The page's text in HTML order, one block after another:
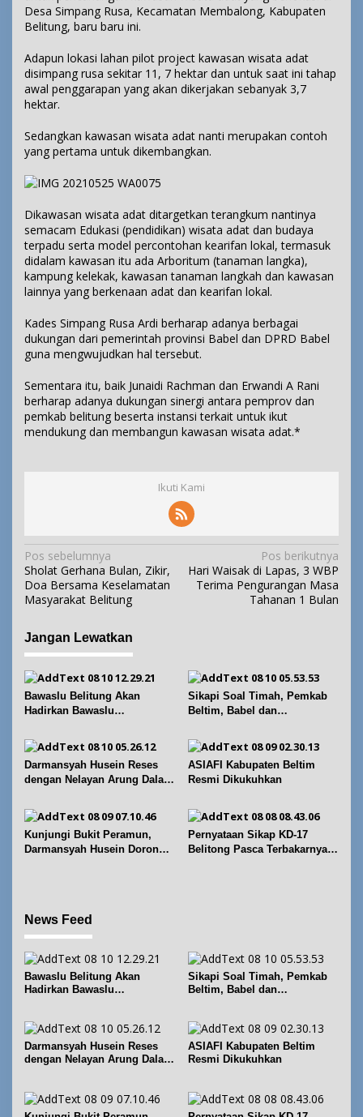
Desa Simpang Rusa, Kecamatan Membalong, Kabupaten
Belitung, baru baru ini.
Adapun lokasi lahan pilot project kawasan wisata adat
disimpang rusa sekitar 11, 7 hektar dan untuk saat ini tahap
awal penggarapan yang akan dikerjakan sebanyak 3,7
hektar.
Sedangkan kawasan wisata adat nanti merupakan contoh
yang pertama untuk dikembangkan.
Dikawasan wisata adat ditargetkan terangkum nantinya
semacam Edukasi (pendidikan) wisata adat dan budaya
terpadu serta model percontohan kearifan lokal, termasuk
didalam kawasan itu ada Arboritum (tanaman langka),
kampung kelekak, kawasan tanaman langkah dan kawasan
lainnya yang berkenaan adat dan kearifan lokal.
Kades Simpang Rusa Ardi berharap adanya berbagai
dukungan dari pemerintah provinsi Babel dan DPRD Babel
guna mengwujudkan hal tersebut.
Sementara itu, baik Junaidi Rachman dan Erwandi A Rani
berharap adanya dukungan sinergi antara pemprov dan
pemkab belitung beserta instansi terkait untuk ikut
mendukung dan membangun kawasan wisata adat.*
Ikuti Kami
N
a
v
g
a
s
i
p
s
Pos sebelumnya
Sholat Gerhana Bulan, Zikir,
Doa Bersama Keselamatan
Masyarakat Belitung
Pos berikutnya
Hari Waisak di Lapas, 3 WBP
Terima Pengurangan Masa
Tahanan 1 Bulan
Jangan Lewatkan
Bawaslu Belitung Akan
Hadirkan Bawaslu
Konversi Suara dan Alokasi
Kursi
Sikapi Soal Timah, Pemkab
Beltim, Babel dan
Koordinasi
Darmansyah Husein Reses
dengan Nelayan Arung Dalam
ASIAFI Kabupaten Beltim
Resmi Dikukuhkan
Kunjungi Bukit Peramun,
Darmansyah Husein Dorong
Pernyataan Sikap KD-17
Belitong Pasca Terbakarnya
News Feed
Bawaslu Belitung Akan
Hadirkan Bawaslu
Kursi
Sikapi Soal Timah, Pemkab
Beltim, Babel dan
Darmansyah Husein Reses
dengan Nelayan Arung Dalam
ASIAFI Kabupaten Beltim
Resmi Dikukuhkan